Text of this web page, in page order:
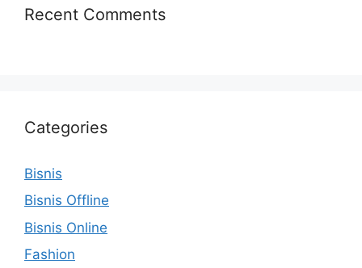
Recent Comments
Categories
Bisnis
Bisnis Offline
Bisnis Online
Fashion